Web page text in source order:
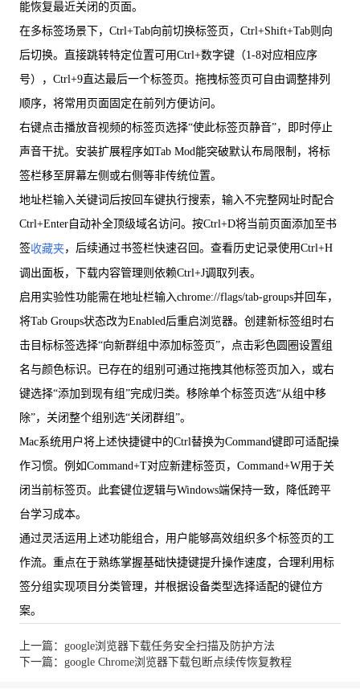
能恢复最近关闭的页面。
在多标签场景下，Ctrl+Tab向前切换标签页，Ctrl+Shift+Tab则向
后切换。直接跳转特定位置可用Ctrl+数字键（1-8对应相应序
号），Ctrl+9直达最后一个标签页。拖拽标签页可自由调整排列
顺序，将常用页面固定在前列方便访问。
右键点击播放音视频的标签页选择“使此标签页静音”，即时停止
声音干扰。安装扩展程序如Tab Mod能突破默认布局限制，将标
签栏移至屏幕左侧或右侧等非传统位置。
地址栏输入关键词后按回车键执行搜索，输入不完整网址时配合
Ctrl+Enter自动补全顶级域名访问。按Ctrl+D将当前页面添加至书
签收藏夹，后续通过书签栏快速召回。查看历史记录使用Ctrl+H
调出面板，下载内容管理则依赖Ctrl+J调取列表。
启用实验性功能需在地址栏输入chrome://flags/tab-groups并回车，
将Tab Groups状态改为Enabled后重启浏览器。创建新标签组时右
击目标标签选择“向新群组中添加标签页”，点击彩色圆圈设置组
名与颜色标识。已存在的组别可通过拖拽其他标签页加入，或右
键选择“添加到现有组”完成归类。移除单个标签页选“从组中移
除”，关闭整个组别选“关闭群组”。
Mac系统用户将上述快捷键中的Ctrl替换为Command键即可适配操
作习惯。例如Command+T对应新建标签页，Command+W用于关
闭当前标签页。此套键位逻辑与Windows端保持一致，降低跨平
台学习成本。
通过灵活运用上述功能组合，用户能够高效组织多个标签页的工
作流。重点在于熟练掌握基础快捷键提升操作速度，合理利用标
签分组实现项目分类管理，并根据设备类型选择适配的键位方
案。
上一篇：google浏览器下载任务安全扫描及防护方法
下一篇：google Chrome浏览器下载包断点续传恢复教程